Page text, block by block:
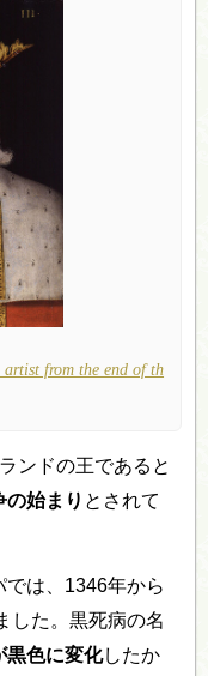
from the end of th
ンドの王であると
の始まり とされて
は、1346年から
した。黒死病の名
黒色に変化したか